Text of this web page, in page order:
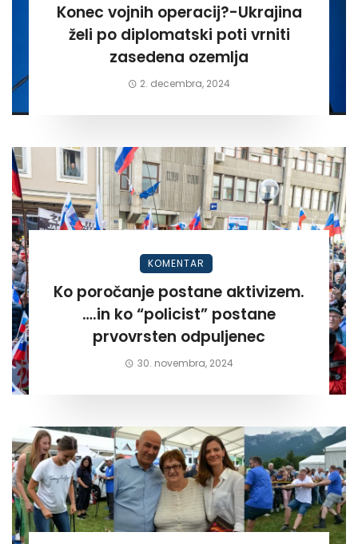
Konec vojnih operacij?-Ukrajina
želi po diplomatski poti vrniti
zasedena ozemlja
2. decembra, 2024
KOMENTAR
Ko poročanje postane aktivizem.
….in ko “policist” postane
prvovrsten odpuljenec
30. novembra, 2024